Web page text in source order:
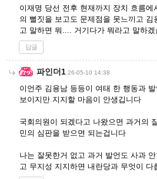
이재명 당선 전후 현재까지 장치 흐름에
의 뻘짓을 보고도 문제점을 못느끼고
고 말하면 뭐.... 거기다가 뭐라고 말하
답글
파인더1 26-05-10 14:38
이언주 김용남 등등이 여태 한 행동과
보이지만 지지할 마음이 안생깁니다
국회의원이 되겠다고 나왔으면 과거의
민의 심판을 받으면 되는겁니다
나는 잘못한거 없고 과거 발언도 사과
고 무지성 지지하면 내란당과 무엇이 다